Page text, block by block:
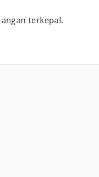
terkepal.